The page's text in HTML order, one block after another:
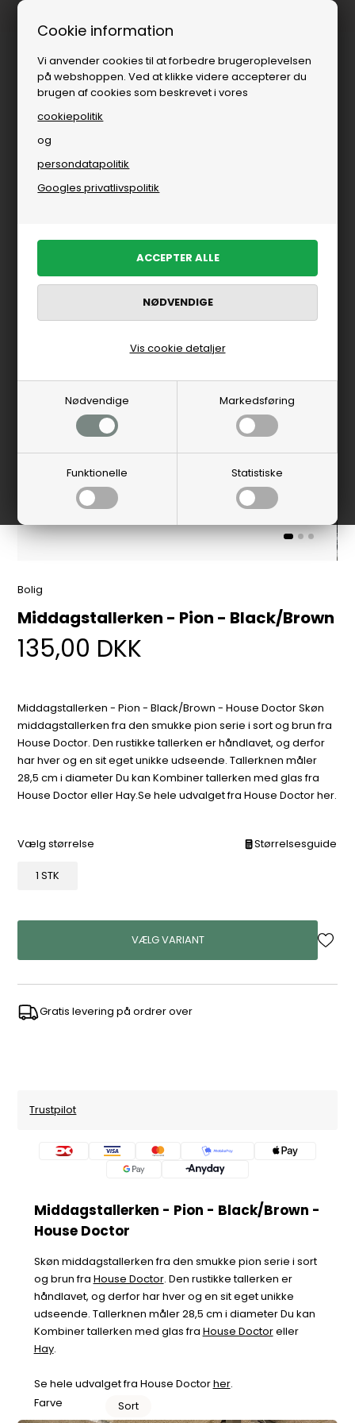
Cookie information
Vi anvender cookies til at forbedre brugeroplevelsen
på webshoppen. Ved at klikke videre accepterer du
brugen af cookies som beskrevet i vores
cookiepolitik
og
persondatapolitik
Googles privatlivspolitik
Nødvendige Markedsføring
Funktionelle Statistiske
Vis cookie detaljer
Bolig
Middagstallerken - Pion - Black/Brown
135,00 DKK
Middagstallerken - Pion - Black/Brown - House Doctor Skøn
middagstallerken fra den smukke pion serie i sort og brun fra
House Doctor. Den rustikke tallerken er håndlavet, og derfor
har hver og en sit eget unikke udseende. Tallerknen måler
28,5 cm i diameter Du kan Kombiner tallerken med glas fra
House Doctor eller Hay.Se hele udvalget fra House Doctor her.
Vælg størrelse Størrelsesguide
1 STK
VÆLG VARIANT
Gratis levering på ordrer over
Trustpilot
Middagstallerken - Pion - Black/Brown -
House Doctor
Skøn middagstallerken fra den smukke pion serie i sort
og brun fra House Doctor. Den rustikke tallerken er
håndlavet, og derfor har hver og en sit eget unikke
udseende. Tallerknen måler 28,5 cm i diameter Du kan
Kombiner tallerken med glas fra House Doctoreller
Hay.
Se hele udvalget fra House Doctorher.
Farve
Sort